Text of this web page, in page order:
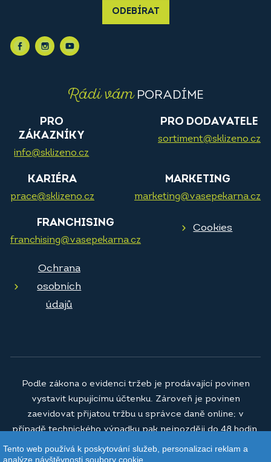
ODEBÍRAT
Rádi vámPORADÍME
PRO
ZÁKAZNÍKY
info@sklizeno.cz
PRO DODAVATELE
sortiment@sklizeno.cz
KARIÉRA
prace@sklizeno.cz
MARKETING
marketing@vasepekarna.cz
FRANCHISING
franchising@vasepekarna.cz
Cookies
Ochrana
osobních
údajů
© 2026Vaše pekárna a.s.
Podle zákona o evidenci tržeb je prodávající povinen
vystavit kupujícímu účtenku. Zároveň je povinen
zaevidovat přijatou tržbu u správce daně online; v
případě technického výpadku pak nejpozději do 48 hodin.
Tento web používá k poskytování služeb, personalizaci reklam a
analýze návštěvnosti soubory cookie